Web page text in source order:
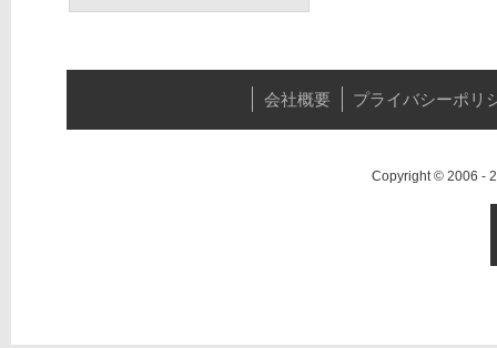
会社概要 プライバシーポリ
Copyright © 2006 -